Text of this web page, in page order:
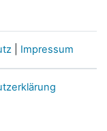
Impressum